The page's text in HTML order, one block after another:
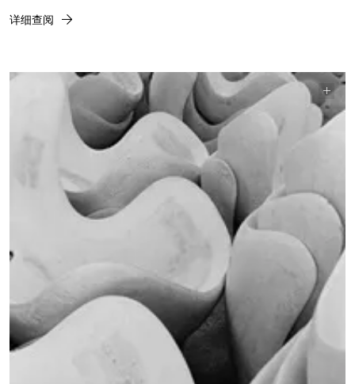
详细查阅